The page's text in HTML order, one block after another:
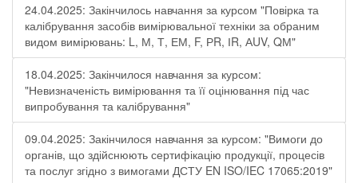
24.04.2025: Закінчилось навчання за курсом "Повірка та
калібрування засобів вимірювальної техніки за обраним
видом вимірювань: L, М, Т, ЕМ, F, РR, ІR, АUV, QМ"
18.04.2025: Закінчилося навчання за курсом:
"Невизначеність вимірювання та її оцінювання під час
випробування та калібрування"
09.04.2025: Закінчилося навчання за курсом: "Вимоги до
органів, що здійснюють сертифікацію продукції, процесів
та послуг згідно з вимогами ДСТУ EN ISO/IEC 17065:2019"